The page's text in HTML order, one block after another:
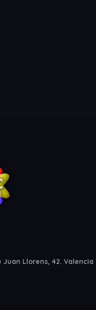
Juan Llorens, 42. Valencia